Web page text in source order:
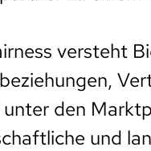
versteht
unter den
und